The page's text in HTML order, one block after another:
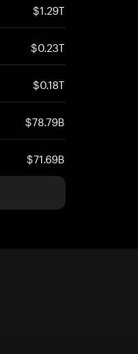
$1.29T
$0.23T
$0.18T
$78.79B
$71.69B